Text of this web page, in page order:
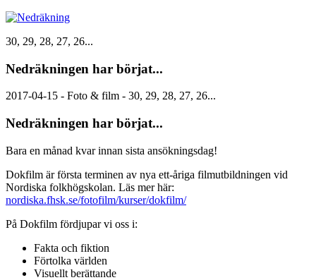
30, 29, 28, 27, 26...
Nedräkningen har börjat...
2017-04-15 - Foto & film - 30, 29, 28, 27, 26...
Nedräkningen har börjat...
Bara en månad kvar innan sista ansökningsdag!
Dokfilm är första terminen av nya ett-åriga filmutbildningen vid
Nordiska folkhögskolan. Läs mer här:
nordiska.fhsk.se/fotofilm/kurser/dokfilm/
På Dokfilm fördjupar vi oss i:
Fakta och fiktion
Förtolka världen
Visuellt berättande